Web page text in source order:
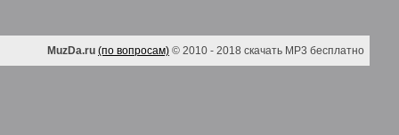
MuzDa.ru (по вопросам) © 2010 - 2018 скачать MP3 бесплатно